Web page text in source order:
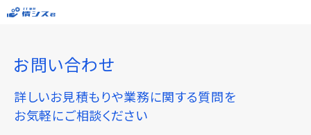
お問い合わせ
詳しいお見積もりや業務に関する質問を
お気軽にご相談ください